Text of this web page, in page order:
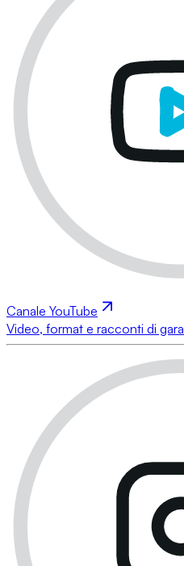
Canale YouTube
Video, format e racconti di gara